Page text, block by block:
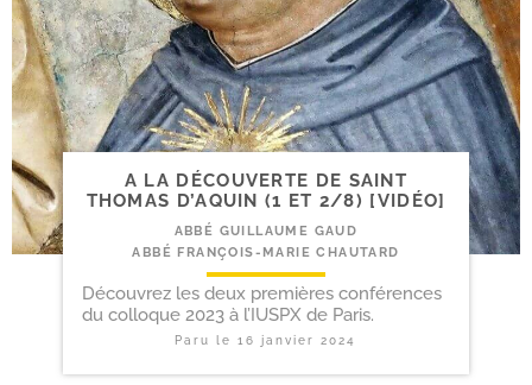
A LA DÉCOUVERTE DE SAINT
THOMAS D’AQUIN (1 ET 2/​8) [VIDÉO]
ABBÉ GUILLAUME GAUD
ABBÉ FRANÇOIS-MARIE CHAUTARD
Découvrez les deux premières conférences
du colloque 2023 à l’IUSPX de Paris.
Paru le16 janvier 2024